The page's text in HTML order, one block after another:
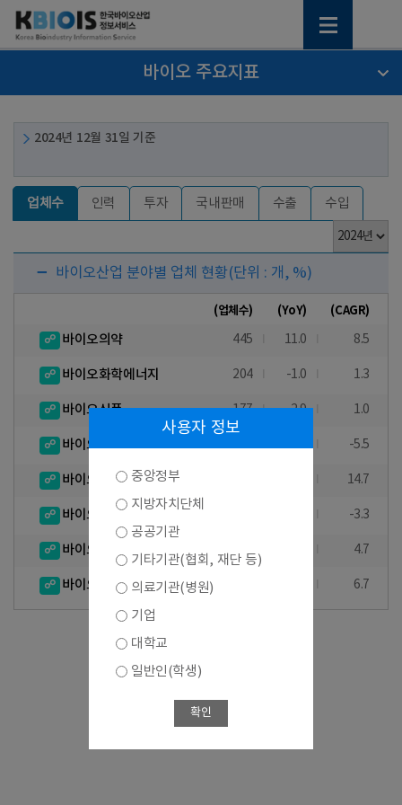
바이오 주요지표
2024년 12월 31일 기준
업체수 인력 투자 국내판매 수출 수입
바이오산업 분야별 업체 현황(단위 : 개, %)
(업체수) (YoY) (CAGR)
바이오의약 445 11.0 8.5
바이오화학에너지 204 -1.0 1.3
바이오식품 177 2.9 1.0
바이오환경 -5.5
바이오의료기기 14.7
바이오장비 및 기기 -3.3
바이오자원 4.7
바이오서비스 6.7
사용자 정보
중앙정부
지방자치단체
공공기관
기타기관(협회, 재단 등)
의료기관(병원)
기업
대학교
일반인(학생)
확인